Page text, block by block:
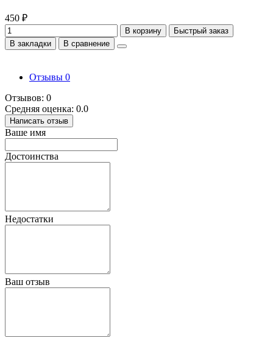
450 ₽
В корзину
Быстрый заказ
В закладки
В сравнение
Отзывы 0
Отзывов: 0
Средняя оценка: 0.0
Написать отзыв
Ваше имя
Достоинства
Недостатки
Ваш отзыв